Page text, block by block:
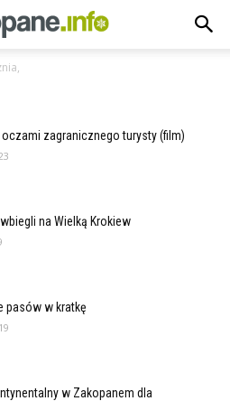
zagranicznego turysty (film)
na Wielką Krokiew
pasów w kratkę
w Zakopanem dla